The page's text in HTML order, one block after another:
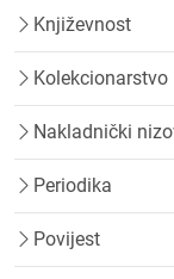
Književnost
Kolekcionarstvo
Nakladnički
Periodika
Povijest